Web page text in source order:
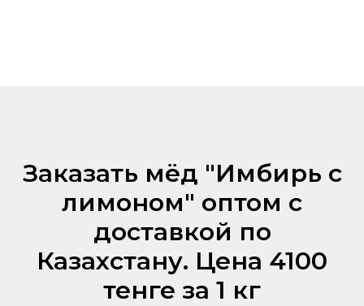
Заказать мёд "Имбирь с
лимоном" оптом с
доставкой по
Казахстану. Цена 4100
тенге за 1 кг